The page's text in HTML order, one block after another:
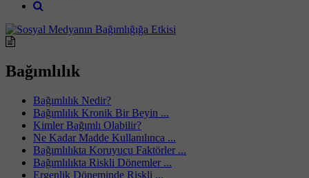
Bağımlılık
Bağımlılık Nedir?
Bağımlılık Kronik Bir Beyin ...
Kimler Bağımlı Olabilir?
Ne Kadar Madde Kullanılınca ...
Bağımlılıkta Koruyucu Faktörler ...
Bağımlılıkta Riskli Dönemler ...
Ergenlik Döneminde Riskli ...